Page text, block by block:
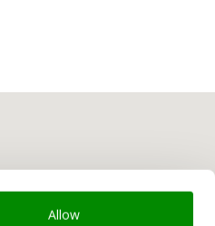
Allow